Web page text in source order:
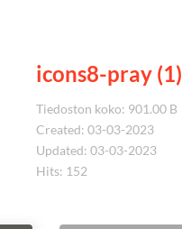
icons8-pray (1)
Tiedoston koko: 901.00 B
Created: 03-03-2023
Updated: 03-03-2023
Hits: 152